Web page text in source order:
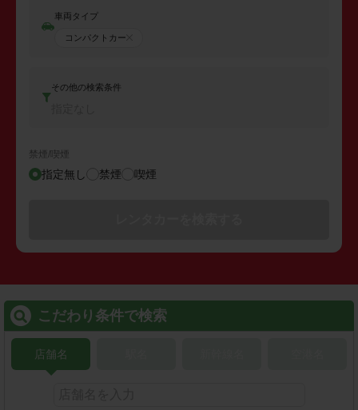
車両タイプ
コンパクトカー
その他の検索条件
禁煙/喫煙
指定無し 禁煙 喫煙
こだわり条件で検索
店舗名